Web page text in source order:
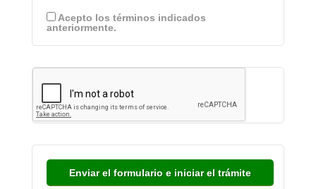
Acepto los términos indicados
anteriormente.
Enviar el formulario e iniciar el trámite